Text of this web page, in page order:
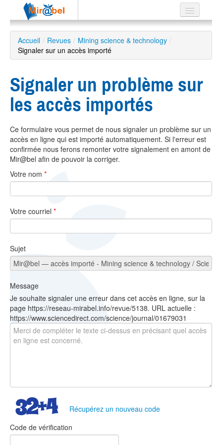
Le réseau
Soutien
avancée
EN
ES
?
Accueil / Revues / Mining science & technology /
Signaler sur un accès importé
Signaler un problème sur
les accès importés
Ce formulaire vous permet de nous signaler un problème sur un
accès en ligne qui est importé automatiquement. Si l'erreur est
confirmée nous ferons remonter votre signalement en amont de
Mir@bel afin de pouvoir la corriger.
Votre nom *
Votre courriel *
Sujet
Message
Je souhaite signaler une erreur dans cet accès en ligne, sur la
page https://reseau-mirabel.info/revue/5138. URL actuelle :
https://www.sciencedirect.com/science/journal/01679031
Récupérez un nouveau code
Code de vérification